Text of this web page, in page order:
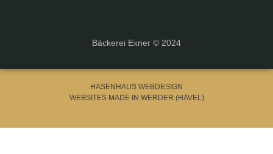
Bäckerei Exner © 2024
HASENHAUS WEBDESIGN
WEBSITES MADE IN WERDER (HAVEL)